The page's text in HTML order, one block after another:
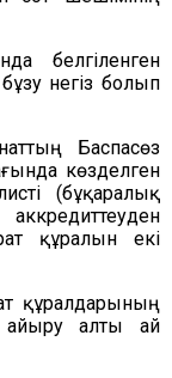
белгіленген
негіз болып
Баспасөз
көзделген
(бұқаралық
құралын екі
құралдарының
айыру алты ай